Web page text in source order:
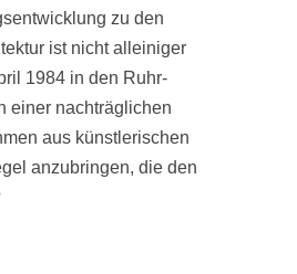
zu den
ist nicht alleiniger
1984 in den Ruhr-
einer nachträglichen
aus künstlerischen
anzubringen, die den